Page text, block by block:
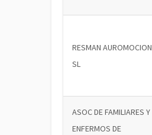
RESMAN AUROMOCION
SL
ASOC DE FAMILIARES Y
ENFERMOS DE